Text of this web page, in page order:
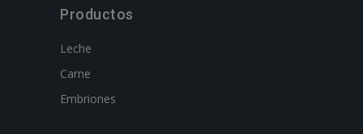
Productos
Leche
Carne
Embriones